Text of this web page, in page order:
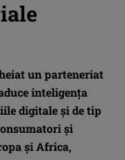
un parteneriat
inteligenţa
digitale şi de tip
şi
şi Africa,